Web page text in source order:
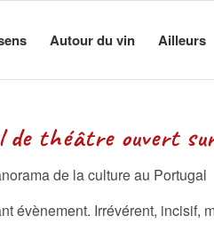
Autour du vin Ailleurs
sur le
de la culture au Portugal
Irrévérent, incisif,